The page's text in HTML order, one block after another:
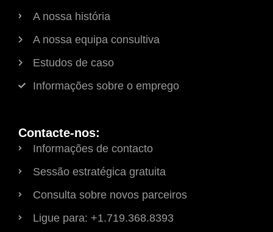
A nossa história
A nossa equipa consultiva
Estudos de caso
Informações sobre o emprego
Contacte-nos:
Informações de contacto
Sessão estratégica gratuita
Consulta sobre novos parceiros
Ligue para: +1.719.368.8393